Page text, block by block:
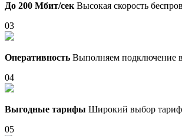
До 200 Мбит/сек Высокая скорость
03
Оперативность Выполняем подключение
04
Выгодные тарифы Широкий выбор
05